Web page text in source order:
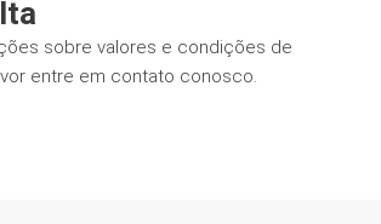
sobre valores e condições de
entre em contato conosco.